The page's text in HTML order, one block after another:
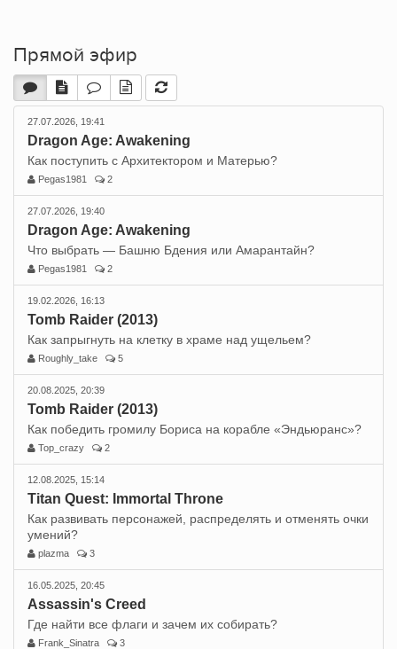
Прямой эфир
27.07.2026, 19:41
Dragon Age: Awakening
Как поступить с Архитектором и Матерью?
Pegas1981 2
27.07.2026, 19:40
Dragon Age: Awakening
Что выбрать — Башню Бдения или Амарантайн?
Pegas1981 2
19.02.2026, 16:13
Tomb Raider (2013)
Как запрыгнуть на клетку в храме над ущельем?
Roughly_take 5
20.08.2025, 20:39
Tomb Raider (2013)
Как победить громилу Бориса на корабле «Эндьюранс»?
Top_crazy 2
12.08.2025, 15:14
Titan Quest: Immortal Throne
Как развивать персонажей, распределять и отменять очки
умений?
plazma 3
16.05.2025, 20:45
Assassin's Creed
Где найти все флаги и зачем их собирать?
Frank_Sinatra 3